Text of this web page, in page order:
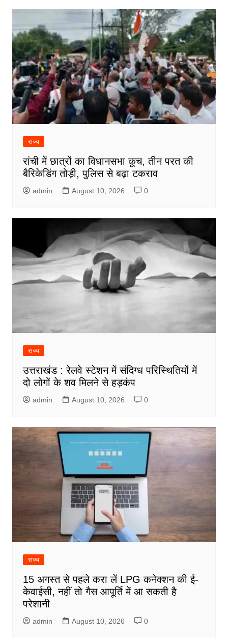
राज्य
रांची में छात्रों का विधानसभा कूच, तीन परत की
बैरिकेडिंग तोड़ी, पुलिस से बढ़ा टकराव
admin August 10, 2026 0
राज्य
उत्तराखंड : रेलवे स्टेशन में संदिग्ध परिस्थितियों में
दो लोगों के शव मिलने से हड़कंप
admin August 10, 2026 0
राज्य
15 अगस्त से पहले करा लें LPG कनेक्शन की ई-
केवाईसी, नहीं तो गैस आपूर्ति में आ सकती है
परेशानी
admin August 10, 2026 0